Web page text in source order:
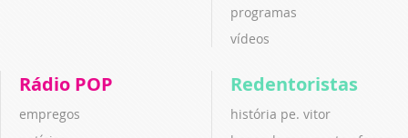
programas
vídeos
Rádio POP
empregos
Redentoristas
história pe. vitor